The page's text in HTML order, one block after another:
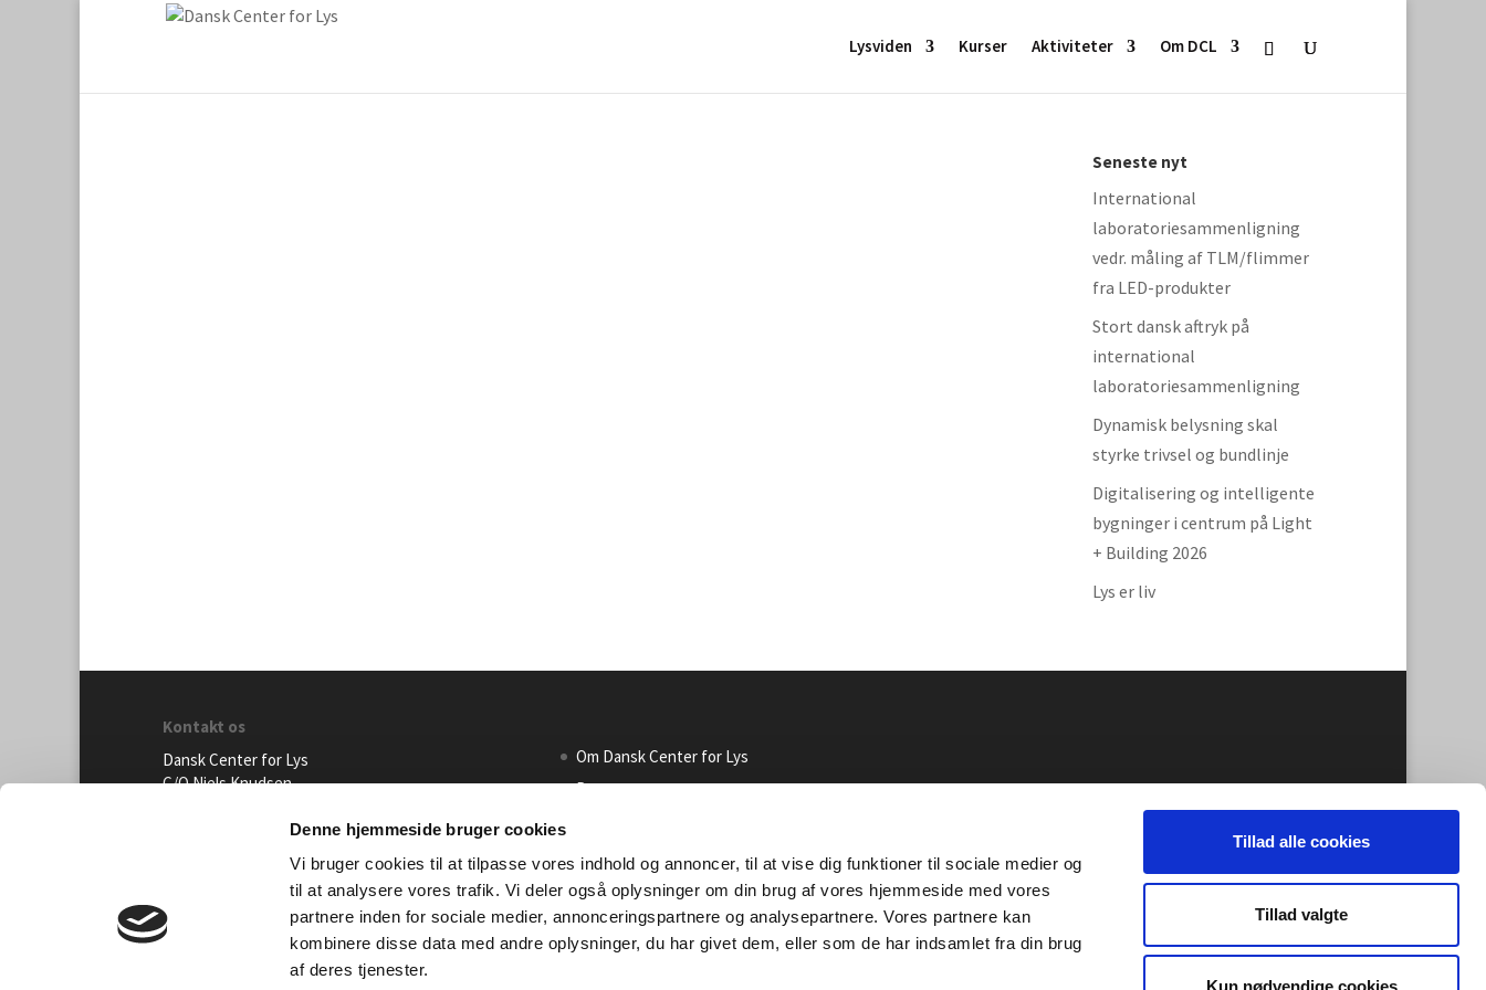
Denne hjemmeside bruger cookies
Vi bruger cookies til at tilpasse vores indhold og annoncer, til at vise dig funktioner til sociale medier og
til at analysere vores trafik. Vi deler også oplysninger om din brug af vores hjemmeside med vores
partnere inden for sociale medier, annonceringspartnere og analysepartnere. Vores partnere kan
kombinere disse data med andre oplysninger, du har givet dem, eller som de har indsamlet fra din brug
af deres tjenester.
Tillad alle cookies
Tillad valgte
Kun nødvendige cookies
Lysviden Kurser Aktiviteter Om DCL
Seneste nyt
International
laboratoriesammenligning
vedr. måling af TLM/flimmer
fra LED-produkter
Stort dansk aftryk på
international
laboratoriesammenligning
Dynamisk belysning skal
styrke trivsel og bundlinje
Digitalisering og intelligente
bygninger i centrum på Light
+ Building 2026
Lys er liv
Kontakt os
Dansk Center for Lys
C/O Niels Knudsen
2000 Frederiksberg
information@centerforlys.dk
Om Dansk Center for Lys
Presse
© Dansk Center for Lys | Design ADELHOU